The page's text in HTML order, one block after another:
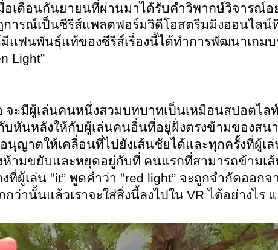
อเดือนกันยายนที่ผ่านมาได้รับคำวิพากษ์วิจารณ์
ารณ์เป็นซีรีส์แพลตฟอร์มวิดีโอสตรีมมิงออนไล
มีแฟนพันธุ์แท้ของซีรีส์เรื่องนี้ได้ทำการพัฒนาเกม
Light”
ะมีผู้เล่นคนหนึ่งสวมบทบาทเป็นเหมือนสปอตไลท์
หันหลังให้กับผู้เล่นคนอื่นที่อยู่ฝั่งตรงข้ามของสนา
นุญาตให้เคลื่อนที่ไปยังเส้นชัยได้และทุกครั้งที่ผู้เล่
ามขยับและหยุดอยู่กับที่ คนแรกที่สามารถข้ามเส้
ที่ผู้เล่น “it” พูดคำว่า “red light” จะถูกจำกัดออกจ
ว่านั้นแล้วเราจะใส่สิ่งนี้ลงไปใน VR ได้อย่างไร